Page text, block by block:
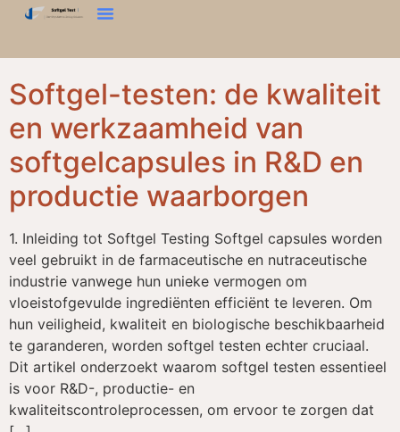
Softgel-testen: de kwaliteit
en werkzaamheid van
softgelcapsules in R&D en
productie waarborgen
1. Inleiding tot Softgel Testing Softgel capsules worden
veel gebruikt in de farmaceutische en nutraceutische
industrie vanwege hun unieke vermogen om
vloeistofgevulde ingrediënten efficiënt te leveren. Om
hun veiligheid, kwaliteit en biologische beschikbaarheid
te garanderen, worden softgel testen echter cruciaal.
Dit artikel onderzoekt waarom softgel testen essentieel
is voor R&D-, productie- en
kwaliteitscontroleprocessen, om ervoor te zorgen dat